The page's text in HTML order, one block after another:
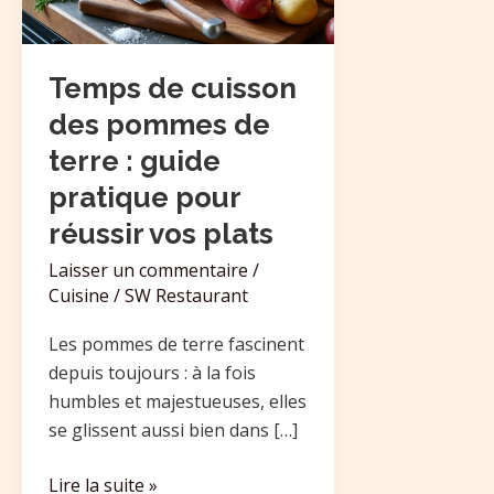
Temps de cuisson
des pommes de
terre : guide
pratique pour
réussir vos plats
Laisser un commentaire /
Cuisine /SW Restaurant
Les pommes de terre fascinent
depuis toujours : à la fois
humbles et majestueuses, elles
se glissent aussi bien dans […]
de
terre
:
guide
pratique
pour
réussir
vos
plats
Lire la suite »